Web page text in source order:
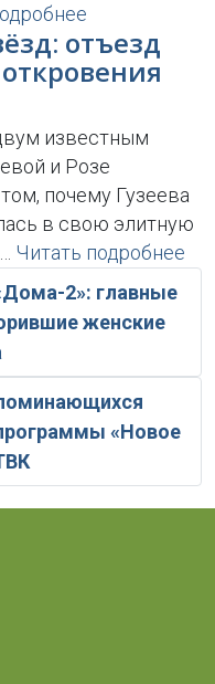
отъезд
известным
и Розе
почему Гузеева
в свою элитную
Читать подробнее
2»: главные
женские
«Новое